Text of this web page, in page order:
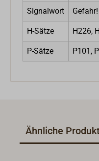
Signalwort Gefahr!
H-Sätze H226,
P-Sätze P101,
Ähnliche